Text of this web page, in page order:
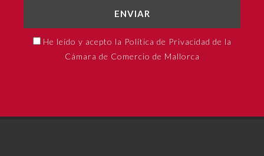
ENVIAR
He leído y acepto la Política de Privacidad de la
Cámara de Comercio de Mallorca